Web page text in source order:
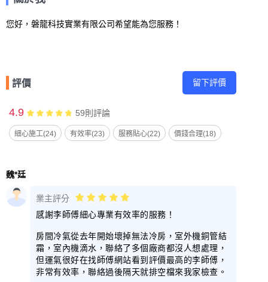
您好，磐龍科技實業有限公司希望能為您服務！
評價 留下評價
4.9 59則評論
細心施工(24) 有效率(23) 服務貼心(22) 價錢合理(18)
魏*廷
業主評分
感謝李師傅細心專業有效率的服務！
房間冷氣從去年開始壞掉無法冷房，室外機銅管結
霜，室內機滴水，聯絡了多個廠商都沒人想處理，
但運氣很好在找師傅網站看到評價最高的李師傅，
非常有效率，聯絡過後隔天就排空檔來我家檢查。